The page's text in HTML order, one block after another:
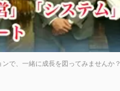
で、一緒に成長を図ってみませんか？